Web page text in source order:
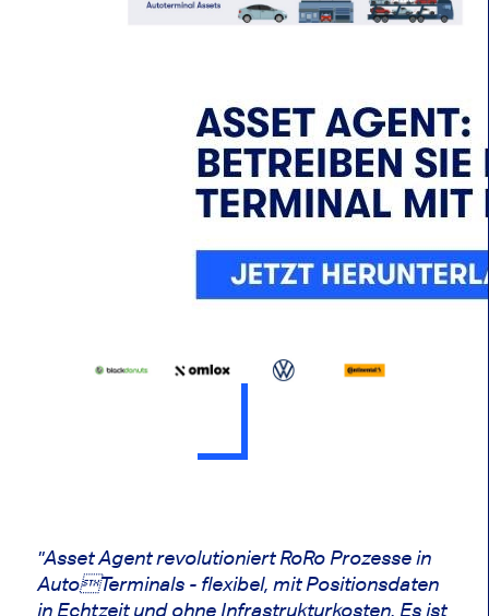
"Asset Agent revolutioniert RoRo Prozesse in
AutoTerminals - flexibel, mit Positionsdaten
in Echtzeit und ohne Infrastrukturkosten. Es ist